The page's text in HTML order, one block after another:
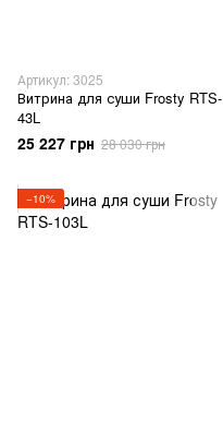
Артикул: 3025
Витрина для суши Frosty RTS-
43L
25 227 грн 28 030 грн
−10%